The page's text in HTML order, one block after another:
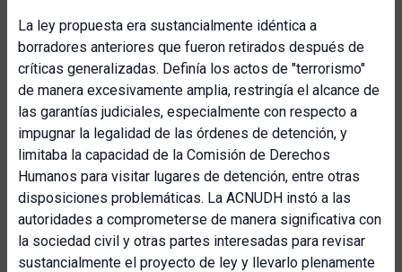
La ley propuesta era sustancialmente idéntica a
borradores anteriores que fueron retirados después de
críticas generalizadas. Definía los actos de "terrorismo"
de manera excesivamente amplia, restringía el alcance de
las garantías judiciales, especialmente con respecto a
impugnar la legalidad de las órdenes de detención, y
limitaba la capacidad de la Comisión de Derechos
Humanos para visitar lugares de detención, entre otras
disposiciones problemáticas. La ACNUDH instó a las
autoridades a comprometerse de manera significativa con
la sociedad civil y otras partes interesadas para revisar
sustancialmente el proyecto de ley y llevarlo plenamente